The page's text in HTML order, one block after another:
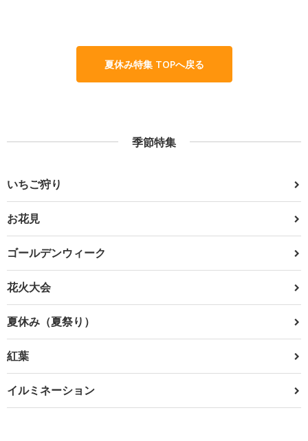
夏休み特集 TOPへ戻る
季節特集
いちご狩り
お花見
ゴールデンウィーク
花火大会
夏休み（夏祭り）
紅葉
イルミネーション